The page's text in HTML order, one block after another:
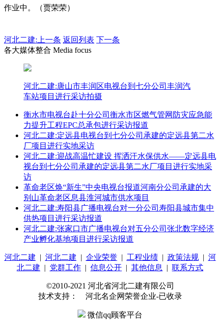
作业中。（贾荣荣）
河北二建: 上一条 返回列表 下一条
各大媒体整合 Media focus
河北二建:唐山市丰润区电视台到七分公司丰润汽
车站项目进行采访拍摄
衡水市电视台赴十分公司衡水市区燃气管网防灾应急能
力提升工程EPC总承包进行采访报道
河北二建:定远县电视台到七分公司承建的定远县第二水
厂项目进行实地采访
河北二建:迎战高温忙建设 挥洒汗水保供水——定远县电
视台到七分公司承建的定远县第二水厂项目进行实地采
访
革命老区焕“新生”中央电视台报道河南分公司承建的大
别山革命老区息县淮河城市供水项目
河北二建:寿阳县广播电视台对一分公司寿阳县城市集中
供热项目进行采访报道
河北二建:张家口市广播电视台对五分公司张北数字经济
产业孵化基地项目进行采访报道
河北二建 | 河北二建 | 企业荣誉| 工程业绩| 政策法规| 河
北二建 | 党群工作 | 信息公开 | 其他信息 | 联系方式
©2010-2021 河北省河北二建有限公司
技术支持： 河北名企网荣誉企业-已收录
微信qq顾客平台